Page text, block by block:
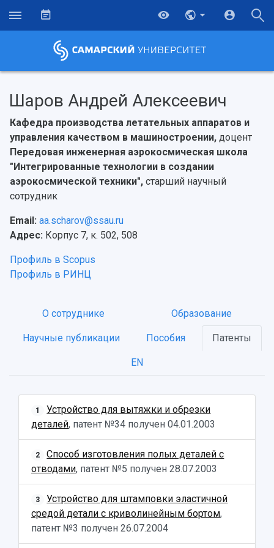
История
Ключевые факты
Рейтинги
Руководство
Попечительский совет
Ученый совет
Ректорат
Главные новости
Бортжурнал
Объявления
События
СМИ об университете
Пресс-центр
Газета "Полет"
Газета "Самарский университет"
Почему я выбираю Самарский университет?
Абитуриенту
Бакалавриат и специалитет
Магистратура
Аспирантура
Учебные планы
Дополнительное образование
Институты и факультеты
Основные научные направления
Научные школы и ведущие научные коллективы
Диссертационные советы
Подготовка научных кадров
Конкурс на замещение должностей научных
Научно-технический совет
Научные проекты и темы
Шаров Андрей Алексеевич
Кафедра производства летательных аппаратов и
управления качеством в машиностроении, доцент
Передовая инженерная аэрокосмическая школа
"Интегрированные технологии в создании
аэрокосмической техники", старший научный
сотрудник
Email: aa.scharov@ssau.ru
Адрес: Корпус 7, к. 502, 508
Профиль в Scopus
Профиль в РИНЦ
О сотруднике Образование
Научные публикации Пособия Патенты
EN
1
Устройство для вытяжки и обрезки
деталей, патент №34 получен 04.01.2003
2
Способ изготовления полых деталей с
отводами, патент №5 получен 28.07.2003
3
Устройство для штамповки эластичной
средой детали с криволинейным бортом,
патент №3 получен 26.07.2004